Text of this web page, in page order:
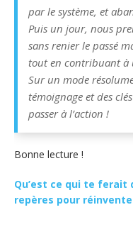
par le système, et
Puis un jour, nous
sans renier le passé
tout en contribuant à
Sur un mode
témoignage et des
passer à l’action !
Bonne lecture !
Qu’est ce qui te ferait
repères pour